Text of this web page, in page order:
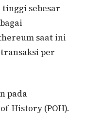
sebesar
saat ini
per
pada
History (POH).